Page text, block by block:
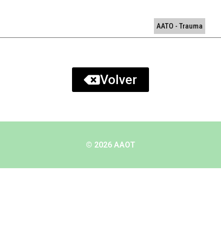
AATO - Trauma
Volver
© 2026 AAOT